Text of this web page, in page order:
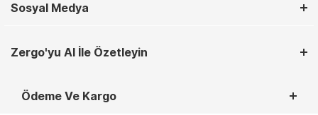
Sosyal Medya
Zergo'yu AI İle Özetleyin
Ödeme Ve Kargo